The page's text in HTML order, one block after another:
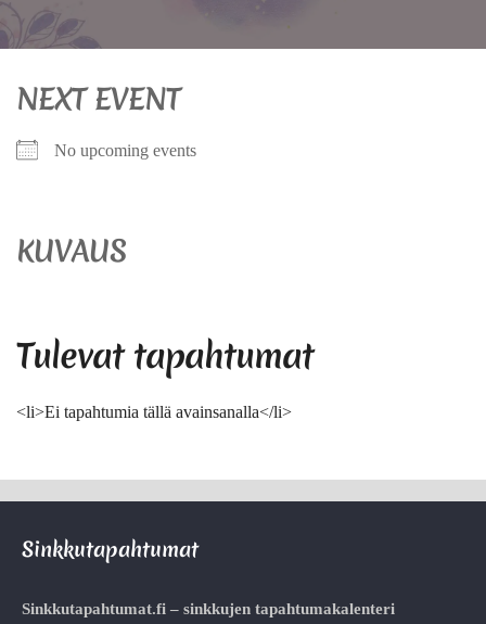
NEXT EVENT
No upcoming events
KUVAUS
Tulevat tapahtumat
<li>Ei tapahtumia tällä avainsanalla</li>
Sinkkutapahtumat
Sinkkutapahtumat.fi – sinkkujen tapahtumakalenteri